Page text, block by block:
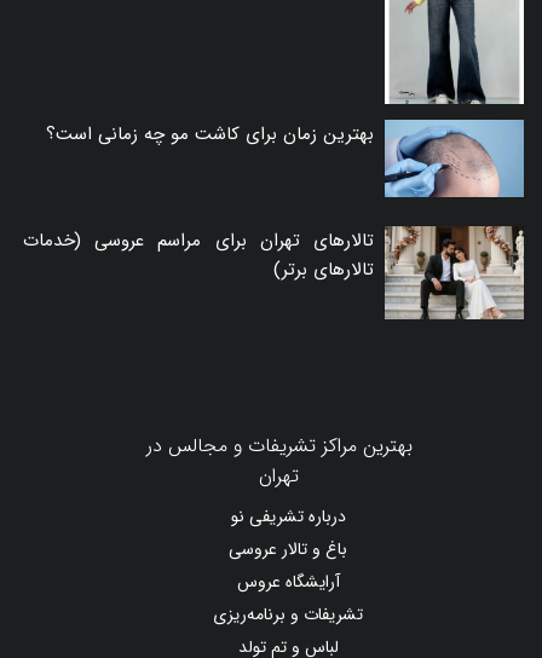
بهترین زمان برای کاشت مو چه زمانی است؟
تالارهای تهران برای مراسم عروسی (خدمات
تالارهای برتر)
بهترین مراکز تشریفات و مجالس در
تهران
درباره تشریفی نو
باغ و تالار عروسی
آرایشگاه عروس
تشریفات و برنامه‌ریزی
لباس و تم تولد